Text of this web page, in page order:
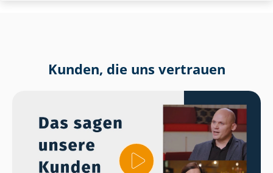
Kunden, die uns vertrauen